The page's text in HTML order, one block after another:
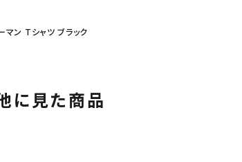
ン Tシャツ ブラック
に見た商品